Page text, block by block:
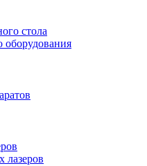
стола
оборудования
лазеров